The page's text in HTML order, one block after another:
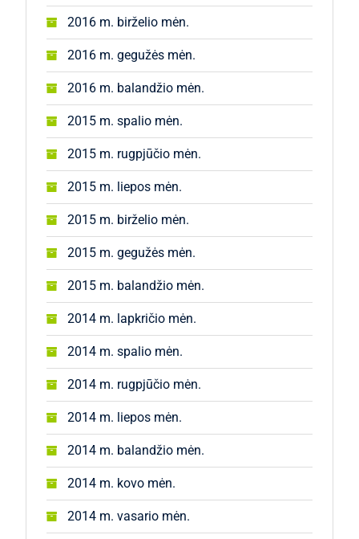
2016 m. birželio mėn.
2016 m. gegužės mėn.
2016 m. balandžio mėn.
2015 m. spalio mėn.
2015 m. rugpjūčio mėn.
2015 m. liepos mėn.
2015 m. birželio mėn.
2015 m. gegužės mėn.
2015 m. balandžio mėn.
2014 m. lapkričio mėn.
2014 m. spalio mėn.
2014 m. rugpjūčio mėn.
2014 m. liepos mėn.
2014 m. balandžio mėn.
2014 m. kovo mėn.
2014 m. vasario mėn.